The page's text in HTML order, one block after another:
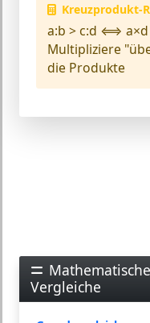
Kreuzprodukt-
a:b > c:d ⟺
Multipliziere
die Produkte
Vergleiche